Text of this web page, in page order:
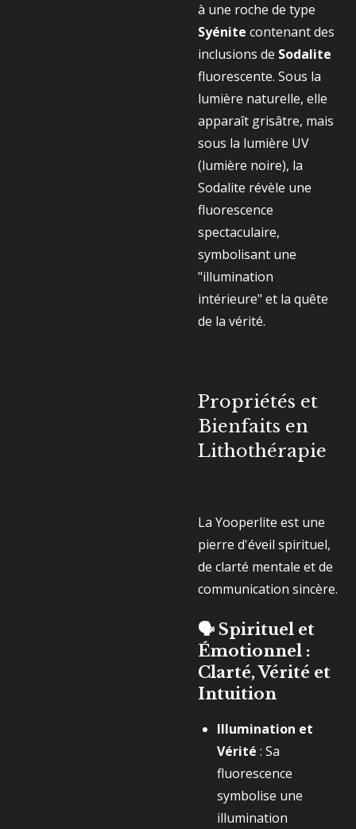
à une roche de type
Syénite contenant des
inclusions de Sodalite
fluorescente. Sous la
lumière naturelle, elle
apparaît grisâtre, mais
sous la lumière UV
(lumière noire), la
Sodalite révèle une
fluorescence
spectaculaire,
symbolisant une
"illumination
intérieure" et la quête
de la vérité.
Propriétés et
Bienfaits en
Lithothérapie
La Yooperlite est une
pierre d'éveil spirituel,
de clarté mentale et de
communication sincère.
🗣️ Spirituel et
Émotionnel :
Clarté, Vérité et
Intuition
Illumination et
Vérité : Sa
fluorescence
symbolise une
illumination